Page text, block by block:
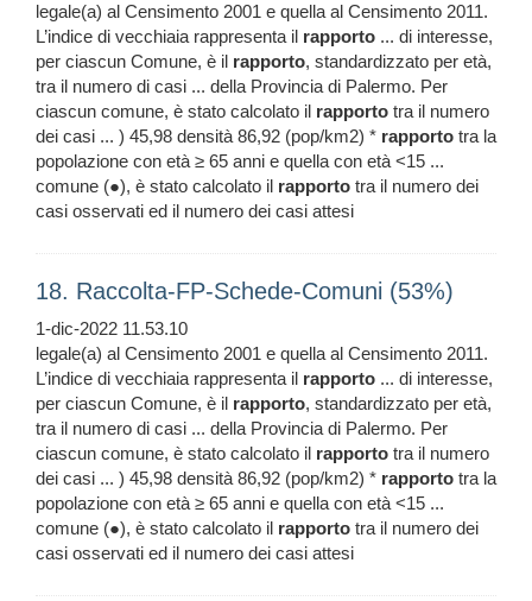
legale(a) al Censimento 2001 e quella al Censimento 2011.
L’indice di vecchiaia rappresenta il rapporto ... di interesse,
per ciascun Comune, è il rapporto, standardizzato per età,
tra il numero di casi ... della Provincia di Palermo. Per
ciascun comune, è stato calcolato il rapporto tra il numero
dei casi ... ) 45,98 densità 86,92 (pop/km2) * rapporto tra la
popolazione con età ≥ 65 anni e quella con età <15 ...
comune (●), è stato calcolato il rapporto tra il numero dei
casi osservati ed il numero dei casi attesi
18. Raccolta-FP-Schede-Comuni (53%)
1-dic-2022 11.53.10
legale(a) al Censimento 2001 e quella al Censimento 2011.
L’indice di vecchiaia rappresenta il rapporto ... di interesse,
per ciascun Comune, è il rapporto, standardizzato per età,
tra il numero di casi ... della Provincia di Palermo. Per
ciascun comune, è stato calcolato il rapporto tra il numero
dei casi ... ) 45,98 densità 86,92 (pop/km2) * rapporto tra la
popolazione con età ≥ 65 anni e quella con età <15 ...
comune (●), è stato calcolato il rapporto tra il numero dei
casi osservati ed il numero dei casi attesi